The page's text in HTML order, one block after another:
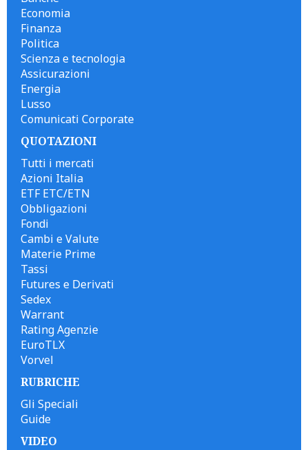
Economia
Finanza
Politica
Scienza e tecnologia
Assicurazioni
Energia
Lusso
Comunicati Corporate
QUOTAZIONI
Tutti i mercati
Azioni Italia
ETF ETC/ETN
Obbligazioni
Fondi
Cambi e Valute
Materie Prime
Tassi
Futures e Derivati
Sedex
Warrant
Rating Agenzie
EuroTLX
Vorvel
RUBRICHE
Gli Speciali
Guide
VIDEO